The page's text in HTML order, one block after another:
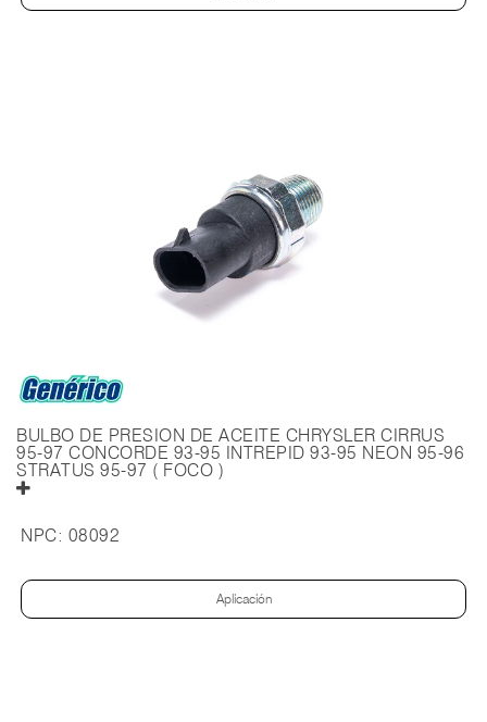
BULBO DE PRESION DE ACEITE CHRYSLER CIRRUS
95-97 CONCORDE 93-95 INTREPID 93-95 NEON 95-96
STRATUS 95-97 ( FOCO )
NPC: 08092
Aplicación